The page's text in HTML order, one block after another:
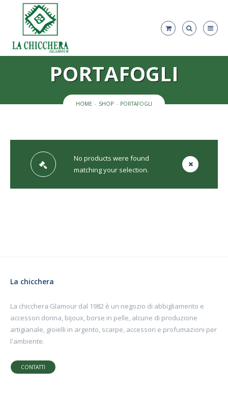
PORTAFOGLI
HOME SHOP PORTAFOGLI
No products were found
matching your selection.
La chicchera
La chicchera Glamour dal 1982 è un negozio di abbigliamento e
accessori donna, bijoux, borse in pelle, alcune di produzione
artigianale, gioielli in argento, scarpe, accessori e profumazioni per
l'ambiente.
CONTATTI